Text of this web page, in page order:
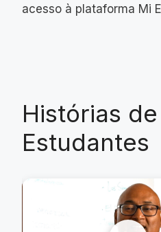
acesso à plataforma Mi
Histórias de
Estudantes